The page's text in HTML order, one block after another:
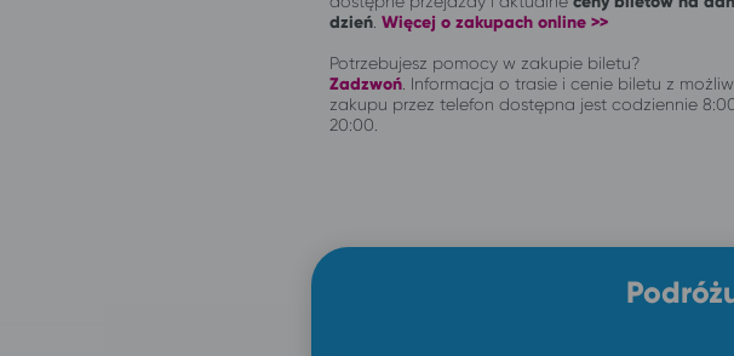
dzień Więcej o zakupach online >>
Potrzebujesz pomocy w zakupie biletu?
Zadzwoń Informacja o trasie i cenie biletu z
zakupu przez telefon dostępna jest codziennie
20:00.